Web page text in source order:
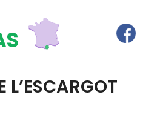
L’ESCARGOT